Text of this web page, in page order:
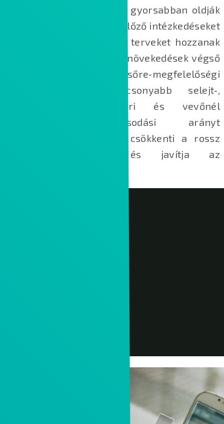
mérnökök számára, hogy gyorsabban oldják
meg a korrekciós és megelőző intézkedéseket
(CAPA) és jobb minőségű terveket hozzanak
létre. Ezek a hatékonyságnövekedések végső
soron magasabb elsőre‑megfelelőségi
arányt, valamint alacsonyabb selejt‑,
utómunkálati, gyártósori és vevőnél
jelentkező meghibásodási arányt
eredményeznek. Mindez csökkenti a rossz
minőség költségeit és javítja az